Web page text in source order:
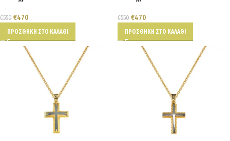
€550 €470
ΠΡΟΣΘΉΚΗ ΣΤΟ ΚΑΛΆΘΙ
€550 €470
ΠΡΟΣΘΉΚΗ ΣΤΟ ΚΑΛΆΘΙ